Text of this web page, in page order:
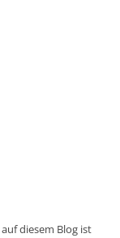
diesem Blog ist